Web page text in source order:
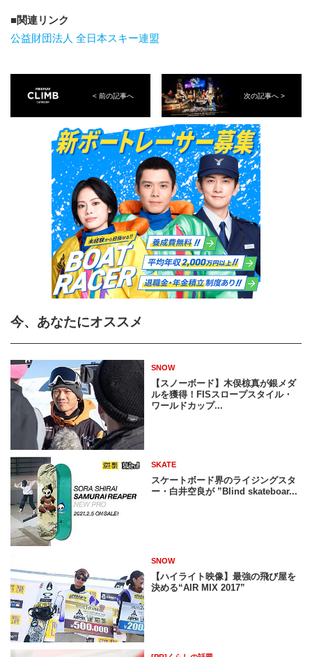
関連リンク
公益財団法人 全日本スキー連盟
< 前の記事へ 次の記事へ >
今、あなたにオススメ
SNOW
【スノーボード】木俣椋真が銀メダ
ルを獲得！FISスロープスタイル・
ワールドカップ...
SKATE
スケートボード界のライジングスタ
ー・白井空良が ”Blind skateboar...
SNOW
【ハイライト映像】最強の飛び屋を
決める“AIR MIX 2017”